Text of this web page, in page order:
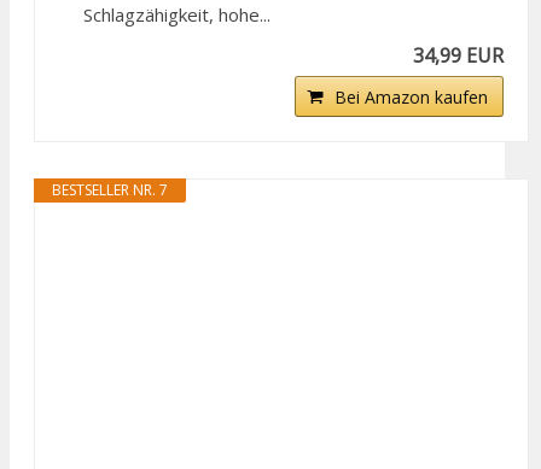
Schlagzähigkeit, hohe...
34,99 EUR
Bei Amazon kaufen
BESTSELLER NR. 7